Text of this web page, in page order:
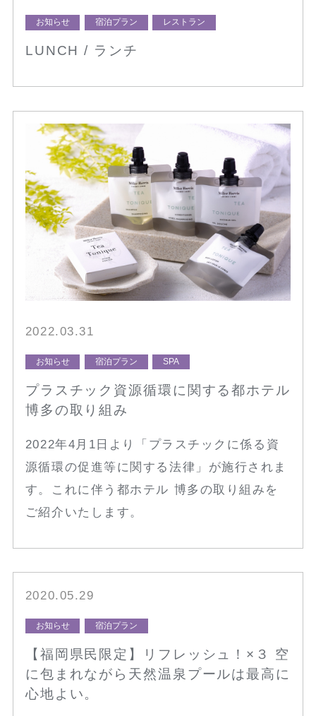
お知らせ 宿泊プラン レストラン
LUNCH / ランチ
2022.03.31
お知らせ 宿泊プラン SPA
プラスチック資源循環に関する都ホテル
博多の取り組み
2022年4月1日より「プラスチックに係る資
源循環の促進等に関する法律」が施行されま
す。これに伴う都ホテル 博多の取り組みを
ご紹介いたします。
2020.05.29
お知らせ 宿泊プラン
【福岡県民限定】リフレッシュ！×３ 空
に包まれながら天然温泉プールは最高に
心地よい。